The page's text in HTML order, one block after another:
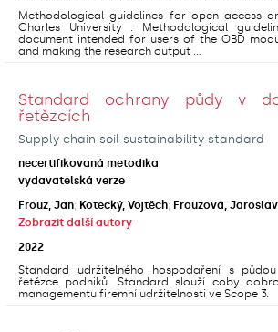
Methodological guidelines for open access
Charles University : Methodological
document intended for users of the OBD
and making the research output ...
Standard ochrany půdy v
řetězcích
Supply chain soil sustainability standard
necertifikovaná metodika
vydavatelská verze
Frouz, Jan; Kotecký, Vojtěch; Frouzová,
Zobrazit další autory
2022
Standard udržitelného hospodaření s
řetězce podniků. Standard slouží coby
managementu firemní udržitelnosti ve Scope 3.